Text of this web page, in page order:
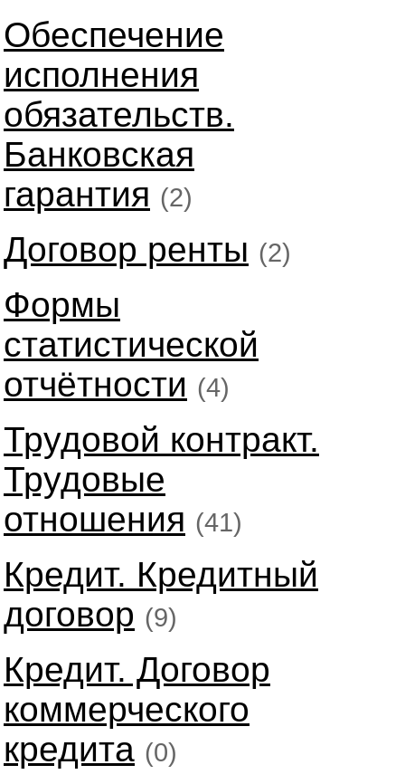
Обеспечение
исполнения
обязательств.
Банковская
гарантия (2)
Договор ренты (2)
Формы
статистической
отчётности (4)
Трудовой контракт.
Трудовые
отношения (41)
Кредит. Кредитный
договор (9)
Кредит. Договор
коммерческого
кредита (0)